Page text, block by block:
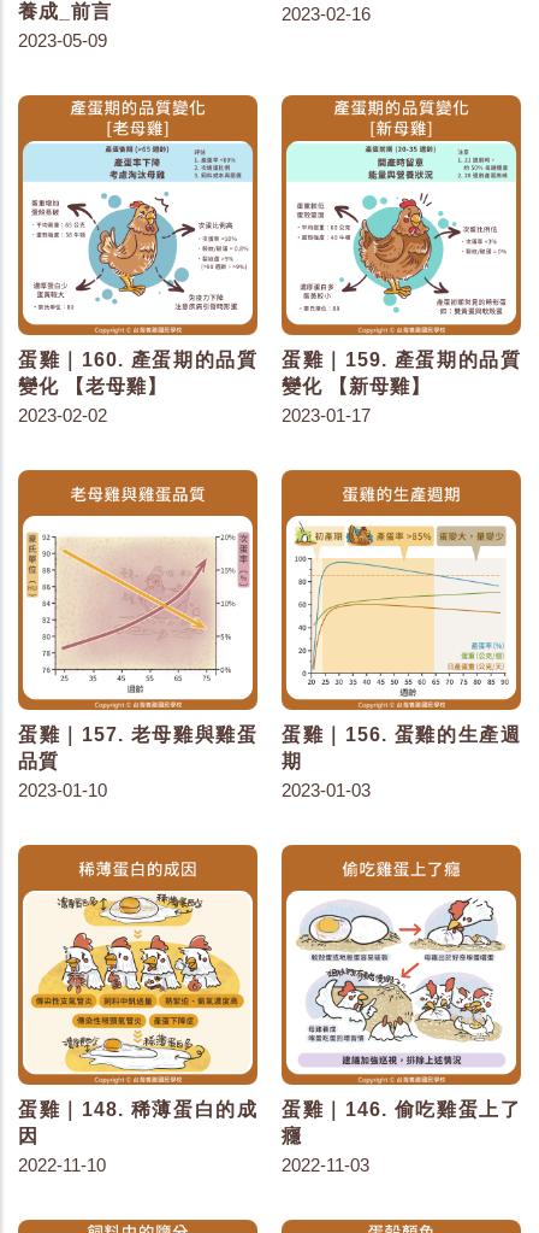
養成_前言
2023-05-09
2023-02-16
蛋雞｜160. 產蛋期的品質
變化 【老母雞】
2023-02-02
蛋雞｜159. 產蛋期的品質
變化 【新母雞】
2023-01-17
蛋雞｜157. 老母雞與雞蛋
品質
2023-01-10
蛋雞｜156. 蛋雞的生產週
期
2023-01-03
蛋雞｜148. 稀薄蛋白的成
因
2022-11-10
蛋雞｜146. 偷吃雞蛋上了
癮
2022-11-03